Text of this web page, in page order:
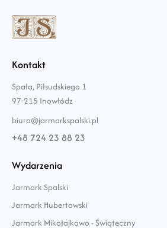
Kontakt
Spała, Piłsudskiego 1
97-215 Inowłódz
biuro@jarmarkspalski.pl
+48 724 23 88 23
Wydarzenia
Jarmark Spalski
Jarmark Hubertowski
Jarmark Mikołajkowo - Świąteczny